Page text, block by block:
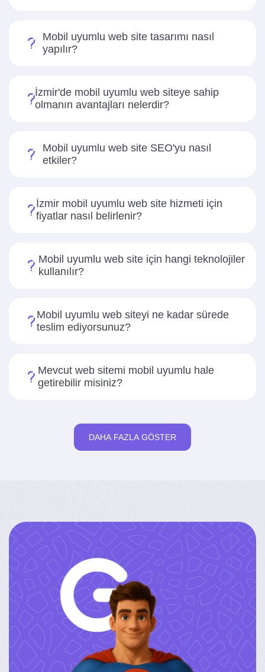
Mobil uyumlu web site tasarımı nasıl
yapılır?
İzmir'de mobil uyumlu web siteye sahip
olmanın avantajları nelerdir?
Mobil uyumlu web site SEO'yu nasıl
etkiler?
İzmir mobil uyumlu web site hizmeti için
fiyatlar nasıl belirlenir?
Mobil uyumlu web site için hangi teknolojiler
kullanılır?
Mobil uyumlu web siteyi ne kadar sürede
teslim ediyorsunuz?
Mevcut web sitemi mobil uyumlu hale
getirebilir misiniz?
DAHA FAZLA GÖSTER